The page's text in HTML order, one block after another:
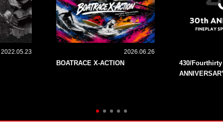
2022.05.23 2026.06.26
BOATRACE X-ACTION
430/